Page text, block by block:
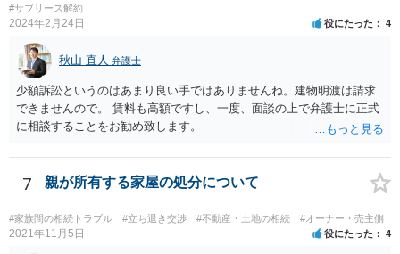
#サブリース解約
2024年2月24日 役にたった 4
秋山 直人 弁護士
少額訴訟というのはあまり良い手ではありませんね。建物明渡は請求
できませんので。 賃料も高額ですし、一度、面談の上で弁護士に正式
に相談することをお勧め致します。
7 親が所有する家屋の処分について
#家族間の相続トラブル #立ち退き交渉 #不動産・土地の相続 #オーナー・売主側
2021年11月5日 役にたった 4